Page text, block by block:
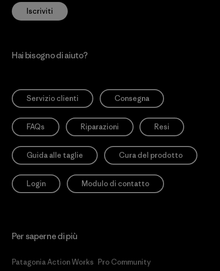
Iscriviti
Hai bisogno di aiuto?
Servizio clienti Consegna
FAQs Riparazioni Resi
Guida alle taglie Cura del prodotto
Login Modulo di contatto
Per saperne di più
Patagonia Action Works Pro Community